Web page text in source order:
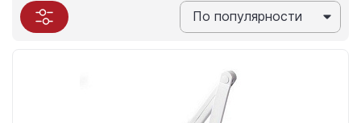
По популярности